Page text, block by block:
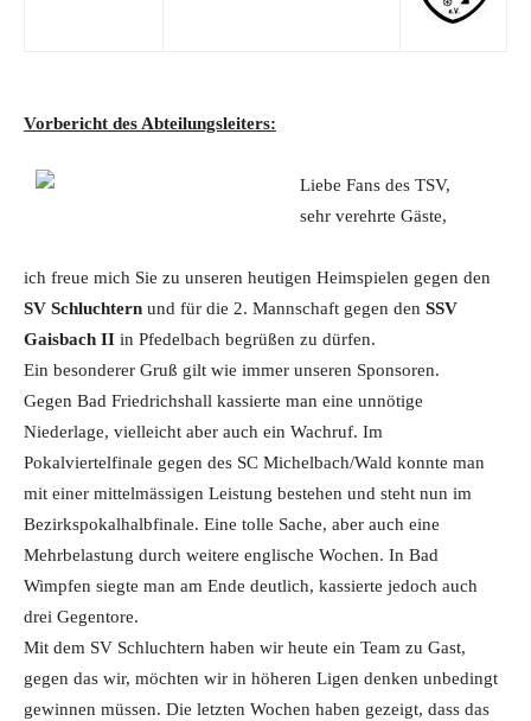
Vorbericht des Abteilungsleiters:
Liebe Fans des TSV,
sehr verehrte Gäste,
ich freue mich Sie zu unseren heutigen Heimspielen gegen den
SV Schluchtern und für die 2. Mannschaft gegen den SSV
Gaisbach II in Pfedelbach begrüßen zu dürfen.
Ein besonderer Gruß gilt wie immer unseren Sponsoren.
Gegen Bad Friedrichshall kassierte man eine unnötige
Niederlage, vielleicht aber auch ein Wachruf. Im
Pokalviertelfinale gegen des SC Michelbach/Wald konnte man
mit einer mittelmässigen Leistung bestehen und steht nun im
Bezirkspokalhalbfinale. Eine tolle Sache, aber auch eine
Mehrbelastung durch weitere englische Wochen. In Bad
Wimpfen siegte man am Ende deutlich, kassierte jedoch auch
drei Gegentore.
Mit dem SV Schluchtern haben wir heute ein Team zu Gast,
gegen das wir, möchten wir in höheren Ligen denken unbedingt
gewinnen müssen. Die letzten Wochen haben gezeigt, dass das